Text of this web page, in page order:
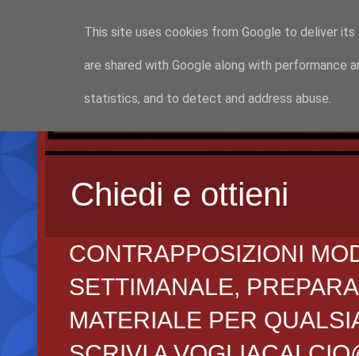
Chiedi e ottieni
CONTRAPPOSIZIONI
SETTIMANALE,
MATERIALE PER
This site uses cookies from Google to deliver
are shared with Google along with performance
statistics, and to detect and address abuse.